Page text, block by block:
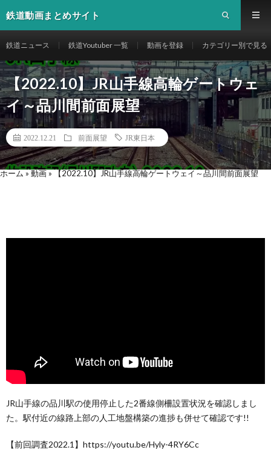
鉄道動画まとめサイト
鉄道ニュース 鉄道Youtuber 一覧 動画を登録 カテゴリー別で見る
【2022.10】JR山手線高輪ゲートウェ
イ～品川間前面展望
2022.12.21 前面展望 JR東日本
ホーム » 動画 » 【2022.10】JR山手線高輪ゲートウェイ～品川間前面展望
JR山手線の品川駅の使用停止した2番線側柵設置状況を確認しまし
た。駅付近の線路上部の人工地盤構築の進捗も併せて確認です!!
【前回調査2022.1】https://youtu.be/Hyly-4RY6Cc